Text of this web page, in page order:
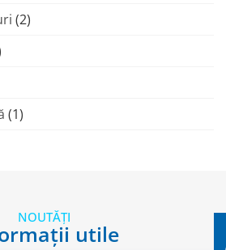
(2)
(1)
NOUTĂȚI
utile